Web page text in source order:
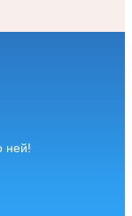
ней!